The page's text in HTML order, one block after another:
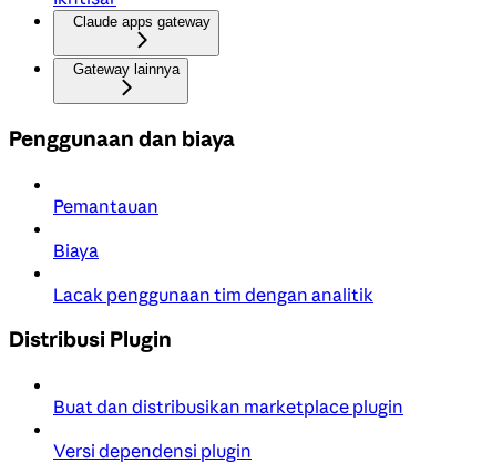
Claude apps gateway
Gateway lainnya
Penggunaan dan biaya
Pemantauan
Biaya
Lacak penggunaan tim dengan analitik
Distribusi Plugin
Buat dan distribusikan marketplace plugin
Versi dependensi plugin